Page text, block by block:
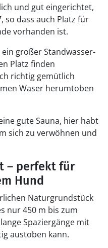
und gut eingerichtet,
so dass auch Platz für
vorhanden ist.
großer Standwasser-
Platz finden
richtig gemütlich
Waser herumtoben
gute Sauna, hier habt
sich zu verwöhnen und
– perfekt für
Hund
Naturgrundstück
nur 450 m bis zum
Spaziergänge mit
austoben kann.